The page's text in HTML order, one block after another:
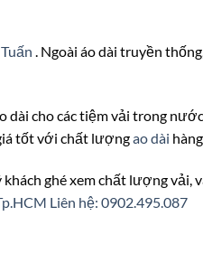
. Ngoài áo dài truyền
dài cho các tiệm vải trong
tốt với chất lượngao dài
khách ghé xem chất lượng vải,
Liên hệ: 0902.495.087